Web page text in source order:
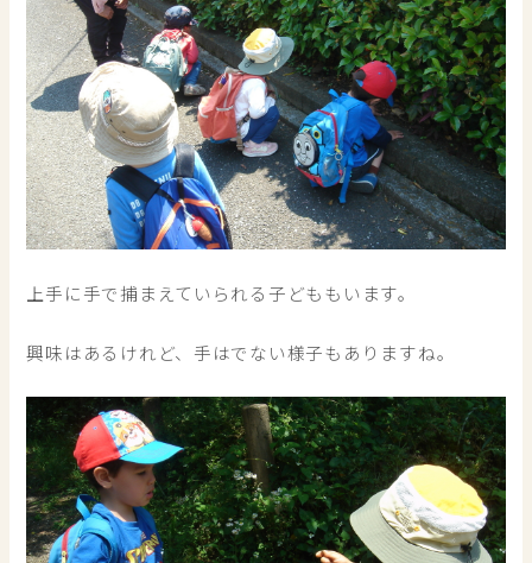
上手に手で捕まえていられる子どももいます。
興味はあるけれど、手はでない様子もありますね。